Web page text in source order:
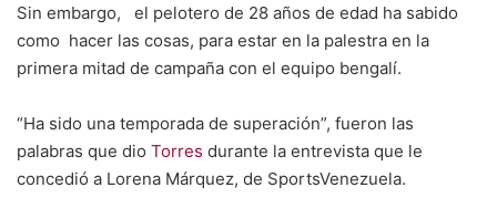
Sin embargo, el pelotero de 28 años de edad ha sabido
como hacer las cosas, para estar en la palestra en la
primera mitad de campaña con el equipo bengalí.
“Ha sido una temporada de superación”, fueron las
palabras que dio Torres durante la entrevista que le
concedió a Lorena Márquez, de SportsVenezuela.